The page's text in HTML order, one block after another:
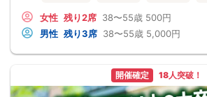
女性 残り2席 38〜55歳 500円
男性 残り3席 38〜55歳 5,000円
開催確定 18人突破！